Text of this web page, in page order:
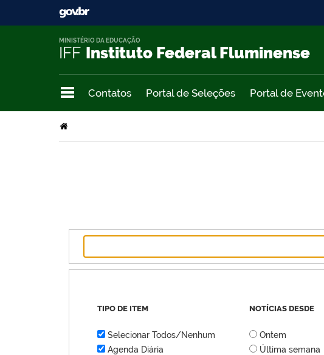
IFF Instituto Federal Fluminense
MINISTÉRIO DA EDUCAÇÃO
Contatos Portal de Seleções Portal de
TIPO DE ITEM
Selecionar Todos/Nenhum
Agenda Diária
NOTÍCIAS DESDE
Ontem
Última semana